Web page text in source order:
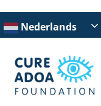
Nederlands